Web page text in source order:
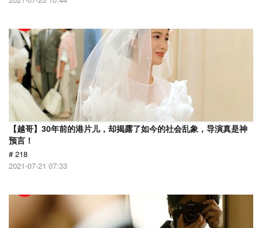
【越哥】30年前的港片儿，却揭露了如今的社会乱象，导演真是神
预言！
# 218
2021-07-21 07:33